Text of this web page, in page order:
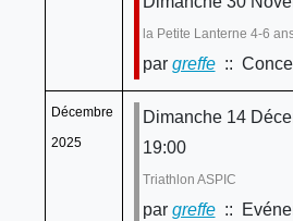
la Petite Lanterne 4-6
par greffe::
Décembre
2025
Dimanche 14
19:00
Triathlon ASPIC
par greffe::